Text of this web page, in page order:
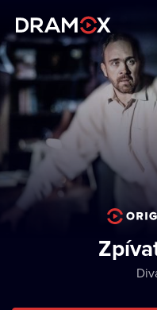
Dárkové poukazy
Registrujte se